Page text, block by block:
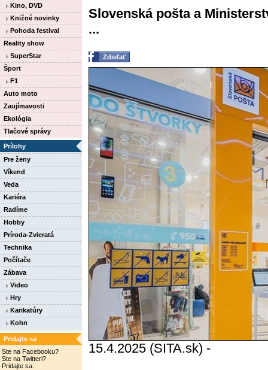
Kino, DVD
Knižné novinky
Pohoda festival
Reality show
SuperStar
Šport
F1
Auto moto
Zaujímavosti
Ekológia
Tlačové správy
Prílohy
Pre ženy
Víkend
Veda
Kariéra
Radíme
Hobby
Príroda-Zvieratá
Technika
Počítače
Zábava
Video
Hry
Karikatúry
Kohn
Pridajte sa
Ste na Facebooku?
Ste na Twitteri?
Pridajte sa.
Slovenská pošta a
...
Zdieľať
15.4.2025 (SITA.sk) -